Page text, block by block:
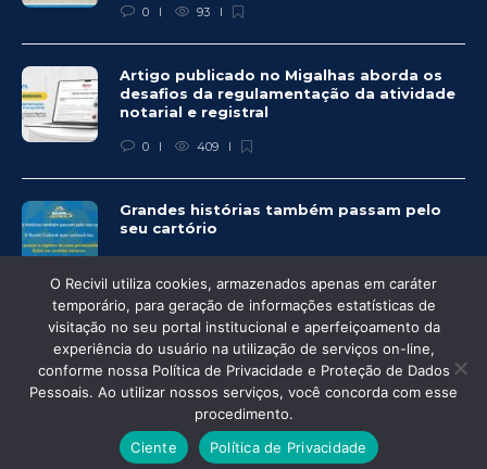
0 93
Artigo publicado no Migalhas aborda os
desafios da regulamentação da atividade
notarial e registral
0 409
Grandes histórias também passam pelo
seu cartório
© Recivil 2020 – Todos os direitos reservados.
Desenvolvido por:
O Recivil utiliza cookies, armazenados apenas em caráter
temporário, para geração de informações estatísticas de
visitação no seu portal institucional e aperfeiçoamento da
experiência do usuário na utilização de serviços on-line,
conforme nossa Política de Privacidade e Proteção de Dados
Pessoais. Ao utilizar nossos serviços, você concorda com esse
procedimento.
Ciente
Política de Privacidade